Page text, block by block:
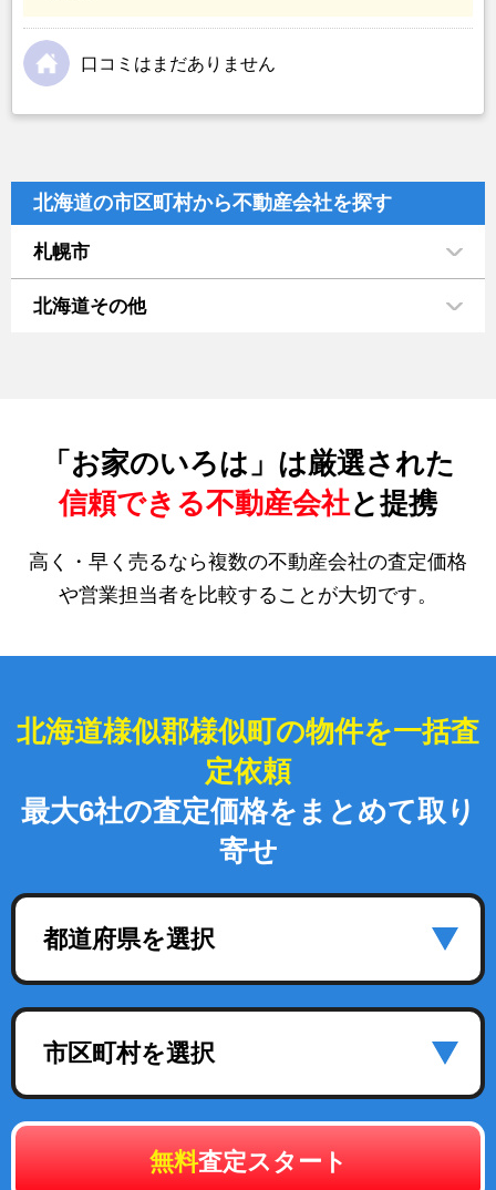
口コミはまだありません
北海道の市区町村から不動産会社を探す
札幌市
北海道その他
「お家のいろは」は厳選された
信頼できる不動産会社と提携
高く・早く売るなら複数の不動産会社の査定価格
や営業担当者を比較することが大切です。
北海道様似郡様似町の物件を一括査
定依頼
最大6社の査定価格をまとめて取り
寄せ
都道府県を選択
市区町村を選択
無料査定スタート